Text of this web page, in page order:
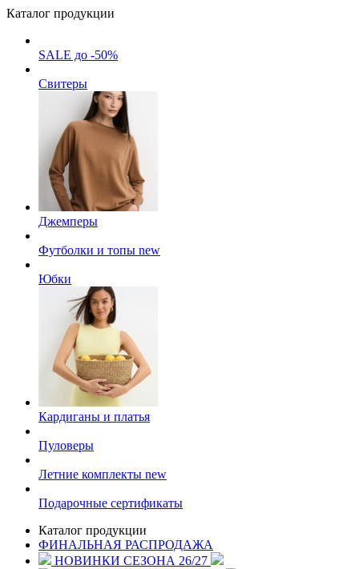
Каталог продукции
SALE до -50%
Свитеры
Джемперы
Футболки и топы new
Юбки
Кардиганы и платья
Пуловеры
Летние комплекты new
Подарочные сертификаты
Каталог продукции
ФИНАЛЬНАЯ РАСПРОДАЖА
НОВИНКИ СЕЗОНА 26/27